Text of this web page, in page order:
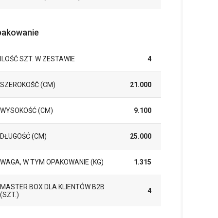
ILOŚĆ SZT. W ZESTAWIE 4
SZEROKOŚĆ (CM) 21.000
WYSOKOŚĆ (CM) 9.100
DŁUGOŚĆ (CM) 25.000
WAGA, W TYM OPAKOWANIE (KG) 1.315
MASTER BOX DLA KLIENTÓW B2B
(SZT.)
4